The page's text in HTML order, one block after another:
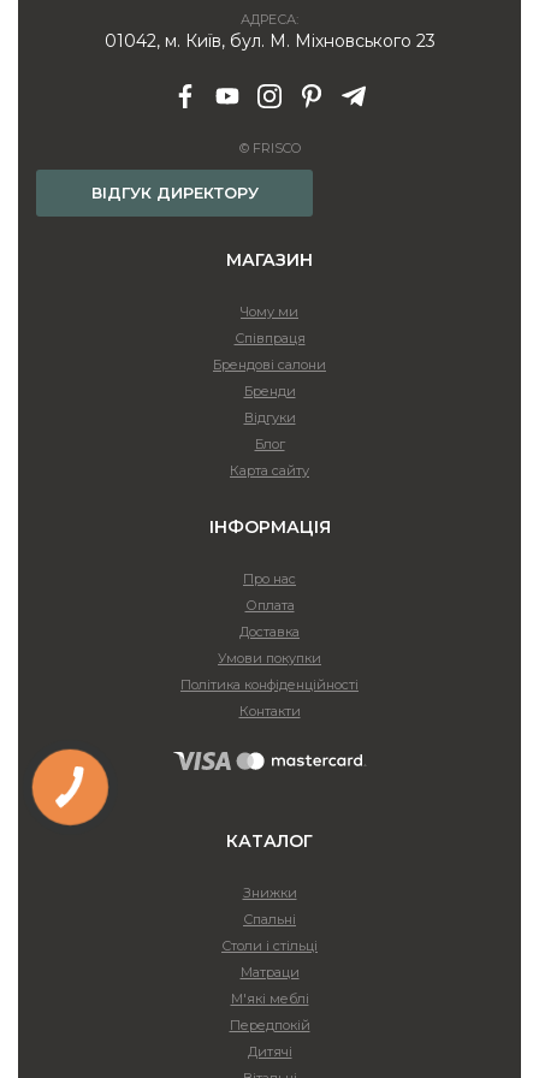
АДРЕСА:
01042, м. Київ, бул. М. Міхновського 23
© FRISCO
ВІДГУК ДИРЕКТОРУ
МАГАЗИН
Чому ми
Співпраця
Брендові салони
Бренди
Відгуки
Блог
Карта сайту
ІНФОРМАЦІЯ
Про нас
Оплата
Доставка
Умови покупки
Політика конфіденційності
Контакти
КАТАЛОГ
Знижки
Спальні
Столи і стільці
Матраци
М'які меблі
Передпокій
Дитячі